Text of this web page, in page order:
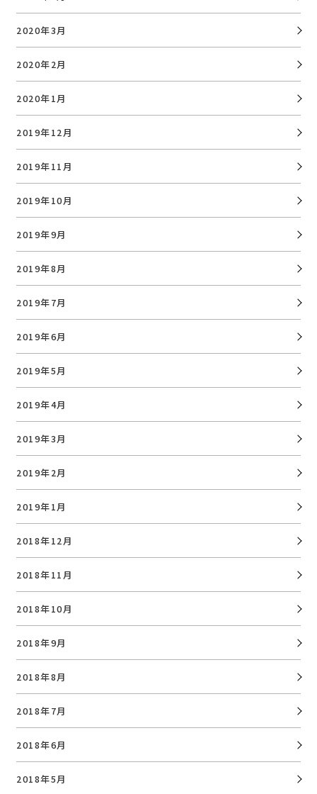
2020年3月
2020年2月
2020年1月
2019年12月
2019年11月
2019年10月
2019年9月
2019年8月
2019年7月
2019年6月
2019年5月
2019年4月
2019年3月
2019年2月
2019年1月
2018年12月
2018年11月
2018年10月
2018年9月
2018年8月
2018年7月
2018年6月
2018年5月